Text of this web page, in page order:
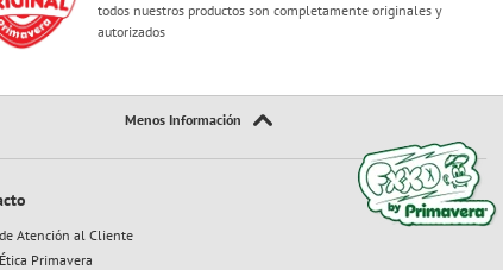
todos nuestros productos son completamente originales y
autorizados
Atención al Cliente
Primavera